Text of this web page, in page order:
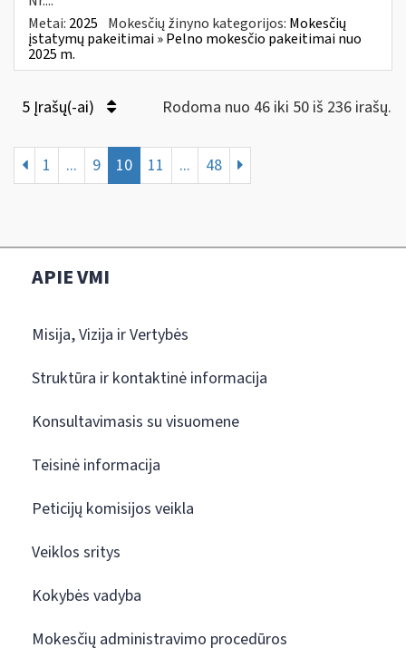
Metai: 2025 Mokesčių žinyno kategorijos: Mokesčių
įstatymų pakeitimai » Pelno mokesčio pakeitimai nuo
2025 m.
5 Įrašų(-ai) Rodoma nuo 46 iki 50 iš 236 irašų.
1 ... 9 10 11 ... 48
APIE VMI
Misija, Vizija ir Vertybės
Struktūra ir kontaktinė informacija
Konsultavimasis su visuomene
Teisinė informacija
Peticijų komisijos veikla
Veiklos sritys
Kokybės vadyba
Mokesčių administravimo procedūros